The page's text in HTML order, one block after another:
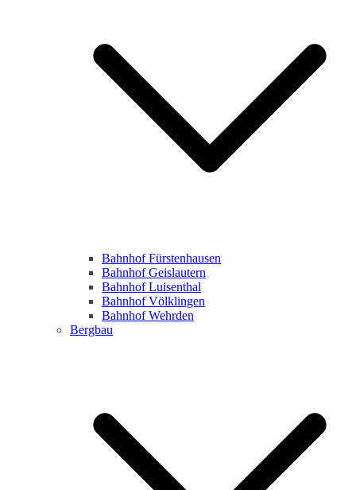
Bahnhof Fürstenhausen
Bahnhof Geislautern
Bahnhof Luisenthal
Bahnhof Völklingen
Bahnhof Wehrden
Bergbau